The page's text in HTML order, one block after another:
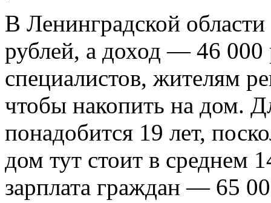
В Ленинградской
рублей, а доход — 46 000
специалистов, жителям
чтобы накопить на дом.
понадобится 19 лет,
дом тут стоит в среднем
зарплата граждан — 65